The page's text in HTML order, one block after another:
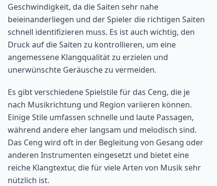
Geschwindigkeit, da die Saiten sehr nahe
beieinanderliegen und der Spieler die richtigen Saiten
schnell identifizieren muss. Es ist auch wichtig, den
Druck auf die Saiten zu kontrollieren, um eine
angemessene Klangqualität zu erzielen und
unerwünschte Geräusche zu vermeiden.
Es gibt verschiedene Spielstile für das Ceng, die je
nach Musikrichtung und Region variieren können.
Einige Stile umfassen schnelle und laute Passagen,
während andere eher langsam und melodisch sind.
Das Ceng wird oft in der Begleitung von Gesang oder
anderen Instrumenten eingesetzt und bietet eine
reiche Klangtextur, die für viele Arten von Musik sehr
nützlich ist.